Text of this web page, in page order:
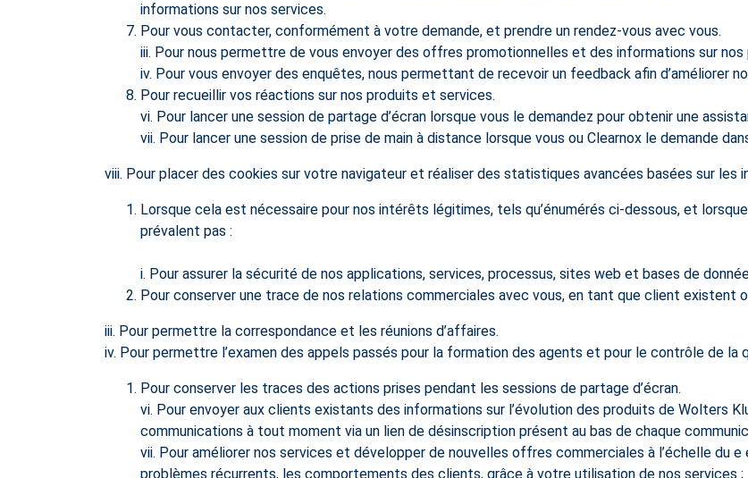
informations sur nos services.
Pour vous contacter, conformément à votre demande, et prendre un rendez-vous avec vous.
iii. Pour nous permettre de vous envoyer des offres promotionnelles et des informations sur
iv. Pour vous envoyer des enquêtes, nous permettant de recevoir un feedback afin d’améliorer
Pour recueillir vos réactions sur nos produits et services.
vi. Pour lancer une session de partage d’écran lorsque vous le demandez pour obtenir une
vii. Pour lancer une session de prise de main à distance lorsque vous ou Clearnox le demande
viii. Pour placer des cookies sur votre navigateur et réaliser des statistiques avancées basées sur les
Lorsque cela est nécessaire pour nos intérêts légitimes, tels qu’énumérés ci-dessous, et
prévalent pas :
i. Pour assurer la sécurité de nos applications, services, processus, sites web et bases de
Pour conserver une trace de nos relations commerciales avec vous, en tant que client existent
iii. Pour permettre la correspondance et les réunions d’affaires.
iv. Pour permettre l’examen des appels passés pour la formation des agents et pour le contrôle de la
Pour conserver les traces des actions prises pendant les sessions de partage d’écran.
vi. Pour envoyer aux clients existants des informations sur l’évolution des produits de Wolters
communications à tout moment via un lien de désinscription présent au bas de chaque
vii. Pour améliorer nos services et développer de nouvelles offres commerciales à l’échelle du
problèmes récurrents, les comportements des clients, grâce à votre utilisation de nos services ;